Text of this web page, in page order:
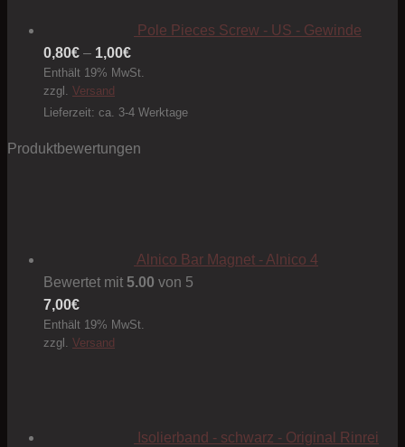
Pole Pieces Screw - US - Gewinde
0,80€ – 1,00€Preisspanne:
0,80€
1,00€
Enthält 19% MwSt.
zzgl. Versand
Lieferzeit: ca. 3-4 Werktage
Produktbewertungen
Alnico Bar Magnet - Alnico 4
Bewertet mit 5.00 von 5
7,00€
Enthält 19% MwSt.
zzgl. Versand
Isolierband - schwarz - Original Rinrei